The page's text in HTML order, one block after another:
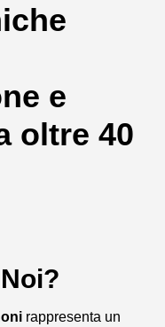
e
oltre 40
rappresenta un